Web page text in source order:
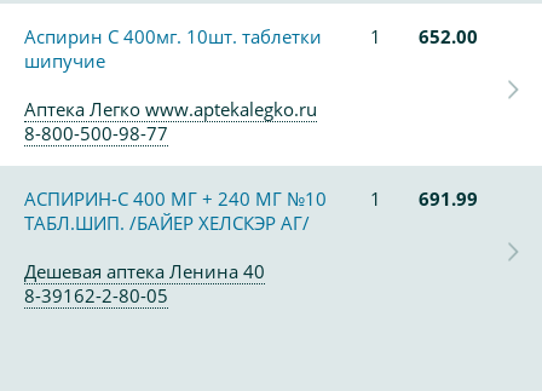
Аспирин С 400мг. 10шт. таблетки
шипучие
1 652.00
Аптека Легко www.aptekalegko.ru
8-800-500-98-77
АСПИРИН-С 400 МГ + 240 МГ №10
ТАБЛ.ШИП. /БАЙЕР ХЕЛСКЭР АГ/
1 691.99
Дешевая аптека Ленина 40
8-39162-2-80-05